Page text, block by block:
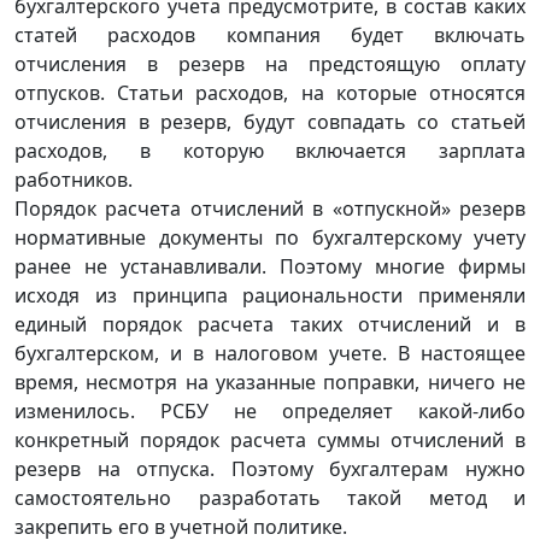
бухгалтерского учета предусмотрите, в состав каких
статей расходов компания будет включать
отчисления в резерв на предстоящую оплату
отпусков. Статьи расходов, на которые относятся
отчисления в резерв, будут совпадать со статьей
расходов, в которую включается зарплата
работников.
Порядок расчета отчислений в «отпускной» резерв
нормативные документы по бухгалтерскому учету
ранее не устанавливали. Поэтому многие фирмы
исходя из принципа рациональности применяли
единый порядок расчета таких отчислений и в
бухгалтерском, и в налоговом учете. В настоящее
время, несмотря на указанные поправки, ничего не
изменилось. РСБУ не определяет какой-либо
конкретный порядок расчета суммы отчислений в
резерв на отпуска. Поэтому бухгалтерам нужно
самостоятельно разработать такой метод и
закрепить его в учетной политике.